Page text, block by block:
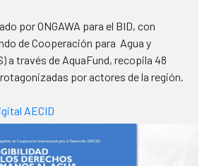
por ONGAWA para el BID, con
de Cooperación para Agua y
a través de AquaFund, recopila 48
por actores de la región.
AECID